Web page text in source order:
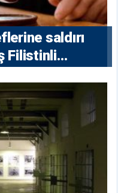
saldırı
Filistinli